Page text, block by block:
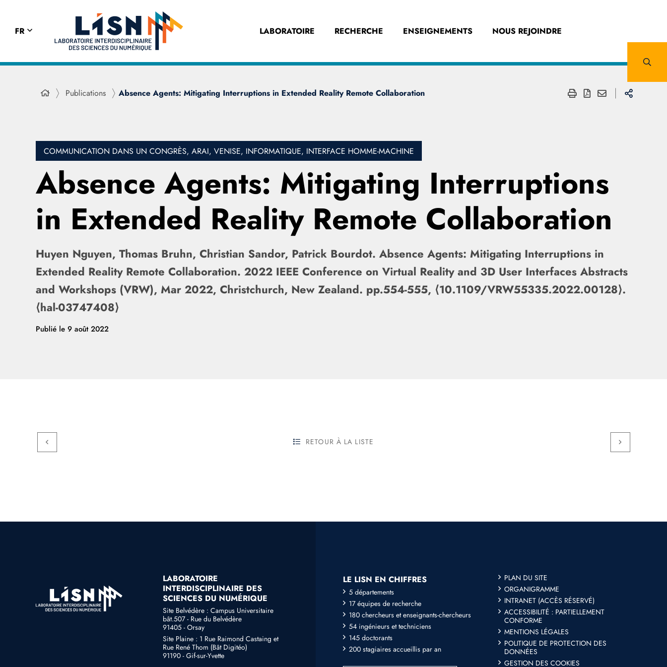
FR LABORATOIRE RECHERCHE ENSEIGNEMENTS NOUS REJOINDRE
Publications Absence Agents: Mitigating Interruptions in Extended Reality Remote Collaboration
COMMUNICATION DANS UN CONGRÈS, ARAI, VENISE, INFORMATIQUE, INTERFACE HOMME-MACHINE
Absence Agents: Mitigating Interruptions
in Extended Reality Remote Collaboration
Huyen Nguyen, Thomas Bruhn, Christian Sandor, Patrick Bourdot. Absence Agents: Mitigating Interruptions in
Extended Reality Remote Collaboration. 2022 IEEE Conference on Virtual Reality and 3D User Interfaces Abstracts
and Workshops (VRW), Mar 2022, Christchurch, New Zealand. pp.554-555, ⟨10.1109/VRW55335.2022.00128⟩.
⟨hal-03747408⟩
Publié le 9 août 2022
RETOUR À LA LISTE
LABORATOIRE
INTERDISCIPLINAIRE DES
SCIENCES DU NUMÉRIQUE
Site Belvédère : Campus Universitaire
bât.507 - Rue du Belvédère
91405 - Orsay
Site Plaine : 1 Rue Raimond Castaing et
Rue René Thom (Bât Digitéo)
91190 - Gif-sur-Yvette
LE LISN EN CHIFFRES
5 départements
17 équipes de recherche
180 chercheurs et enseignants-chercheurs
54 ingénieurs et techniciens
145 doctorants
200 stagiaires accueillis par an
PLAN DU SITE
ORGANIGRAMME
INTRANET (ACCÈS RÉSERVÉ)
ACCESSIBILITÉ : PARTIELLEMENT
CONFORME
MENTIONS LÉGALES
POLITIQUE DE PROTECTION DES
DONNÉES
GESTION DES COOKIES